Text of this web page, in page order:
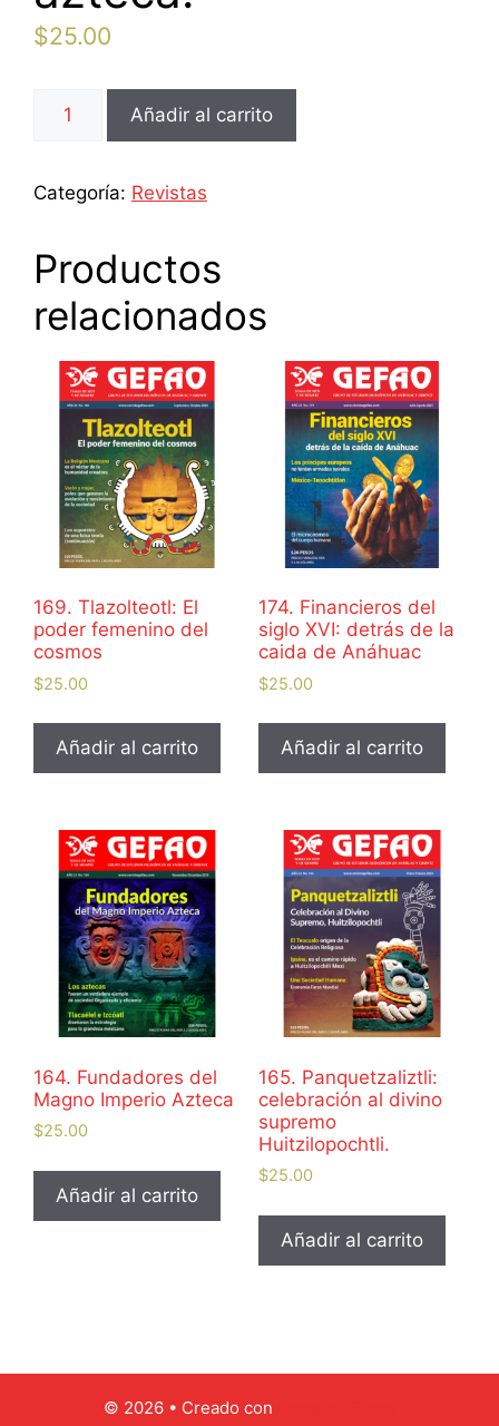
$25.00
Modernos
de
azteca.
cantidad
Añadir al carrito
Categoría: Revistas
Productos
relacionados
169. Tlazolteotl: El
poder femenino del
cosmos
$25.00
Añadir al carrito
174. Financieros del
siglo XVI: detrás de la
caida de Anáhuac
$25.00
Añadir al carrito
164. Fundadores del
Magno Imperio Azteca
$25.00
Añadir al carrito
165. Panquetzaliztli:
celebración al divino
supremo
Huitzilopochtli.
$25.00
Añadir al carrito
© 2026 • Creado con